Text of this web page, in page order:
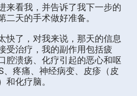
来看我，并告诉了我下一步的
二天的手术做好准备。
快了，对我来说，那天的信息
受治疗，我的副作用包括疲
腔溃疡、化疗引起的恶心和呕
、疼痛、神经病变、皮疹（皮
化疗脑。